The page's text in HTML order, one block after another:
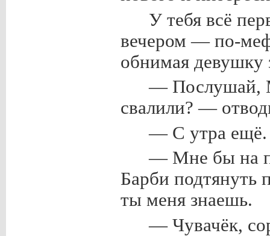
У тебя всё
вечером — по-
обнимая девушку
— Послушай,
свалили? —
— С утра ещё.
— Мне бы на
Барби подтянуть
ты меня знаешь.
— Чувачёк,